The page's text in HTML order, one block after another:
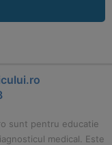
sunt pentru educatie
medical. Este